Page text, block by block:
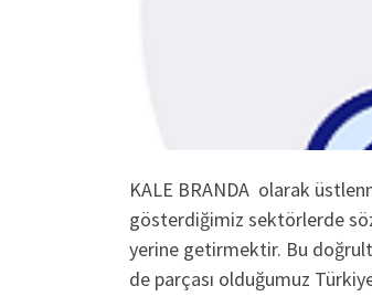
KALE BRANDA olarak
gösterdiğimiz sektörlerde söz
yerine getirmektir. Bu
de parçası olduğumuz